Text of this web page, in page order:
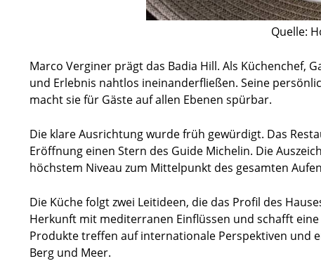
Quelle:
Marco Verginer prägt das Badia Hill. Als Küchenchef,
und Erlebnis nahtlos ineinanderfließen. Seine
macht sie für Gäste auf allen Ebenen spürbar.
Die klare Ausrichtung wurde früh gewürdigt. Das
Eröffnung einen Stern des Guide Michelin. Die
höchstem Niveau zum Mittelpunkt des gesamten
Die Küche folgt zwei Leitideen, die das Profil des
Herkunft mit mediterranen Einflüssen und schafft
Produkte treffen auf internationale Perspektiven und
Berg und Meer.